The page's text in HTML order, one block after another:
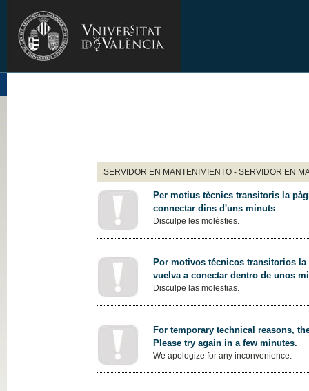
SERVIDOR EN MANTENIMIENTO - SERVIDOR EN
Per motius tècnics transitoris la
connectar dins d'uns minuts
Disculpe les molèsties.
Por motivos técnicos transitorios
vuelva a conectar dentro de unos
Disculpe las molestias.
For temporary technical reasons,
Please try again in a few minutes.
We apologize for any inconvenience.